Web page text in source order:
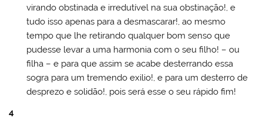
virando obstinada e irredutível na sua obstinação!, e
tudo isso apenas para a desmascarar!, ao mesmo
tempo que lhe retirando qualquer bom senso que
pudesse levar a uma harmonia com o seu filho! – ou
filha – e para que assim se acabe desterrando essa
sogra para um tremendo exilio!, e para um desterro de
desprezo e solidão!, pois será esse o seu rápido fim!
4